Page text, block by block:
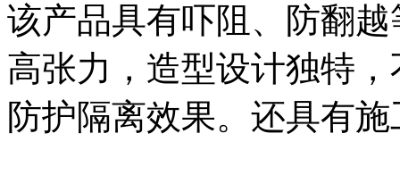
该产品具有吓阻、防翻
高张力，造型设计独特
防护隔离效果。还具有